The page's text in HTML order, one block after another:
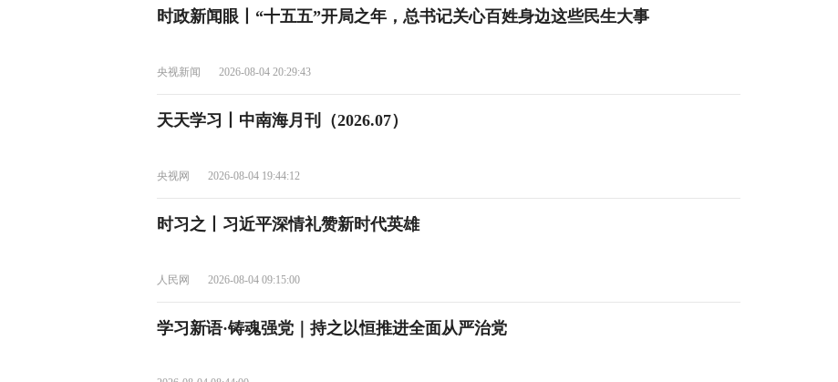
时政新闻眼丨“十五五”开局之年，总书记关心百姓身边这些民生大事
央视新闻 2026-08-04 20:29:43
天天学习丨中南海月刊（2026.07）
央视网 2026-08-04 19:44:12
时习之丨习近平深情礼赞新时代英雄
人民网 2026-08-04 09:15:00
学习新语·铸魂强党｜持之以恒推进全面从严治党